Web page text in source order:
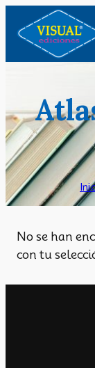
contenido
No se han
con tu